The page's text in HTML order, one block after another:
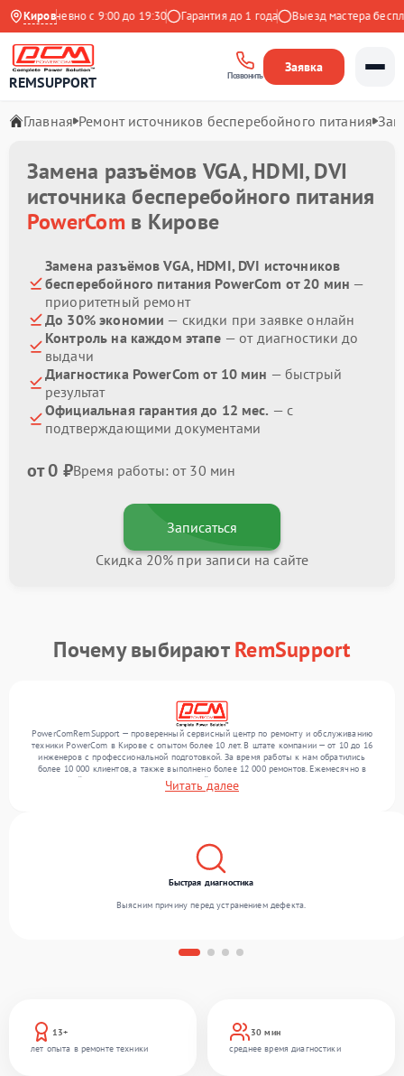
Киров
Ежедневно с 9:00 до 19:30 Гарантия до 1 года Выезд мастера
REMSUPPORT Позвонить
Заявка
Главная Ремонт источников бесперебойного питания
Замена разъёмов VGA, HDMI, DVI
источника бесперебойного питания
PowerComв Кирове
Замена разъёмов VGA, HDMI, DVI источников
бесперебойного питания PowerCom от 20 мин —
приоритетный ремонт
До 30% экономии — скидки при заявке онлайн
Контроль на каждом этапе — от диагностики до
выдачи
Диагностика PowerCom от 10 мин — быстрый
результат
Официальная гарантия до 12 мес. — с
подтверждающими документами
от 0 ₽Время работы: от 30 мин
Записаться
Скидка 20% при записи на сайте
Почему выбираютRemSupport
PowerComRemSupport — проверенный сервисный центр по ремонту и обслуживанию
техники PowerCom в Кирове с опытом более 10 лет. В штате компании — от 10 до 16
инженеров с профессиональной подготовкой. За время работы к нам обратились
более 10 000 клиентов, а также выполнено более 12 000 ремонтов. Ежемесячно в
сервисный центр поступает от 300 устройств, включая , , . Мы беремся за задачи
любой сложности и поддерживаем высокий стандарт качества благодаря опыту
Читать далее
13+
лет опыта в ремонте техники
30 мин
среднее время диагностики
Быстрая диагностика
Выясним причину перед устранением дефекта.